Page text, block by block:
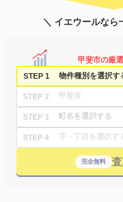
＼ イエウールなら
甲斐市の厳
STEP 1
STEP 2
STEP 3
STEP 4
完全無料